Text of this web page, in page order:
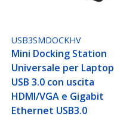
USB3SMDOCKHV
Mini Docking Station
Universale per Laptop
USB 3.0 con uscita
HDMI/VGA e Gigabit
Ethernet USB3.0